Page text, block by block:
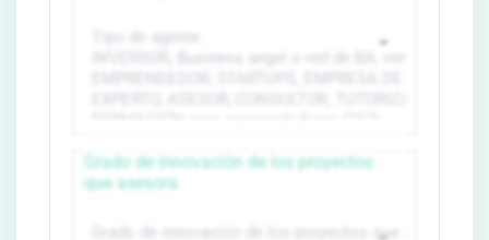
Grado de innovación de los proyectos
que asesora